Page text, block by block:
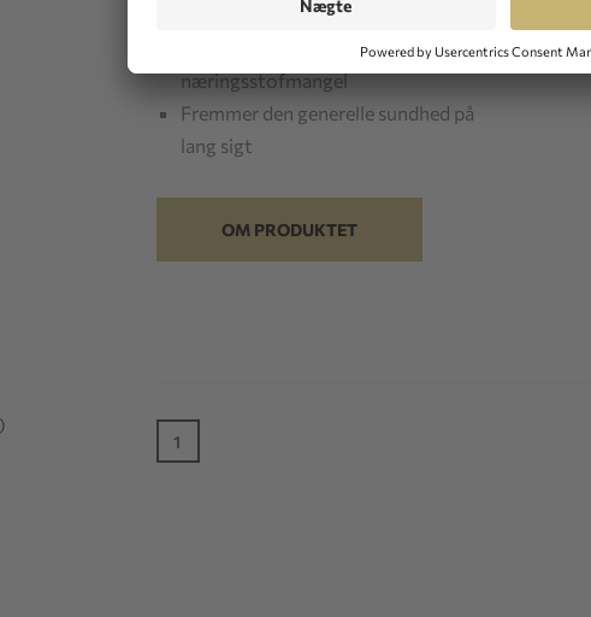
immunforsvaret
Bekæmper symptomer på
næringsstofmangel
Fremmer den generelle sundhed på
lang sigt
OM PRODUKTET
1